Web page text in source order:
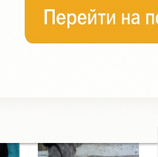
к поэзии Фета, писал поэту
Это не просто поэт, скорее
считал Фета